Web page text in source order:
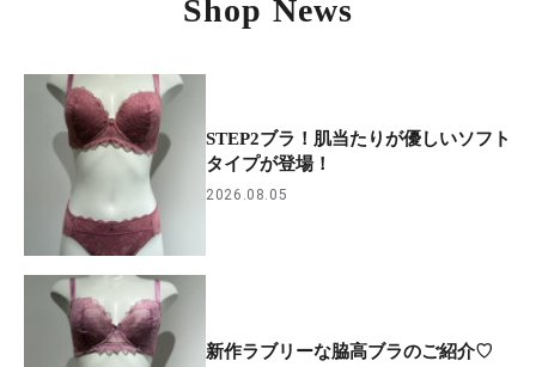
Shop News
STEP2ブラ！肌当たりが優しいソフト
タイプが登場！
2026.08.05
新作ラブリーな脇高ブラのご紹介♡